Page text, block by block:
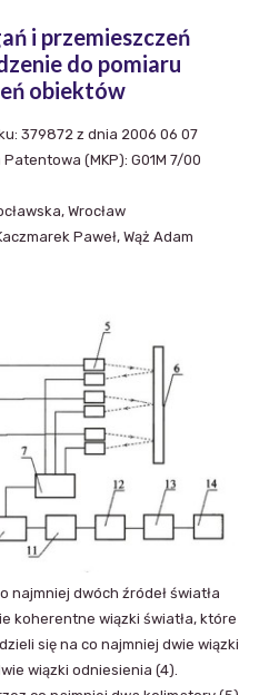
i przemieszczeń
do pomiaru
obiektów
379872 z dnia 2006 06 07
(MKP): G01M 7/00
Wrocław
Paweł, Wąż Adam
najmniej dwóch źródeł światła
koherentne wiązki światła, które
się na co najmniej dwie wiązki
wiązki odniesienia (4).